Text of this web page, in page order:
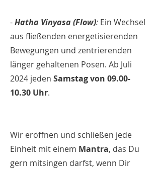
-Hatha Vinyasa (Flow): Ein Wechsel
aus fließenden energetisierenden
Bewegungen und zentrierenden
länger gehaltenen Posen. Ab Juli
2024 jeden Samstag von 09.00-
10.30 Uhr.
Wir eröffnen und schließen jede
Einheit mit einem Mantra, das Du
gern mitsingen darfst, wenn Dir